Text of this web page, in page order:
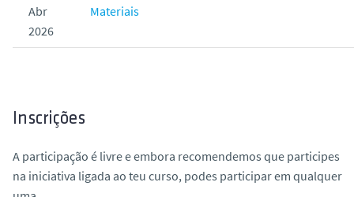
Abr
2026
Materiais
Inscrições
A participação é livre e embora recomendemos que participes
na iniciativa ligada ao teu curso, podes participar em qualquer